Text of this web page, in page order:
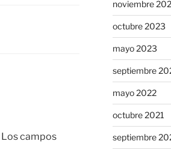
Los campos
noviembre
octubre 2023
mayo 2023
septiembre
mayo 2022
octubre 2021
septiembre